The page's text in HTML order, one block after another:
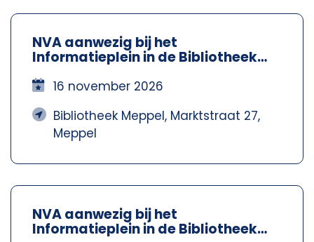
NVA aanwezig bij het
Informatieplein in de Bibliotheek
Meppel
16 november 2026
Bibliotheek Meppel, Marktstraat 27,
Meppel
NVA aanwezig bij het
Informatieplein in de Bibliotheek